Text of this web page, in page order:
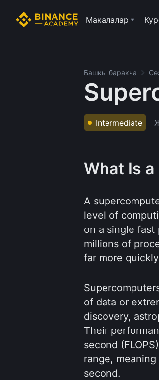
Макалалар
Башкы баракча
Intermediate
What Is
A
level of
on a single fast
millions of
far more
of data or
discovery,
Their
second
range,
second.